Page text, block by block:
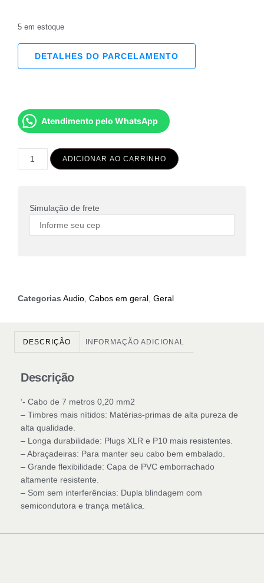
5 em estoque
DETALHES DO PARCELAMENTO
Atendimento pelo WhatsApp
ADICIONAR AO CARRINHO
Simulação de frete
Categorias Audio, Cabos em geral, Geral
DESCRIÇÃO INFORMAÇÃO ADICIONAL
Descrição
‘- Cabo de 7 metros 0,20 mm2
– Timbres mais nítidos: Matérias-primas de alta pureza de
alta qualidade.
– Longa durabilidade: Plugs XLR e P10 mais resistentes.
– Abraçadeiras: Para manter seu cabo bem embalado.
– Grande flexibilidade: Capa de PVC emborrachado
altamente resistente.
– Som sem interferências: Dupla blindagem com
semicondutora e trança metálica.